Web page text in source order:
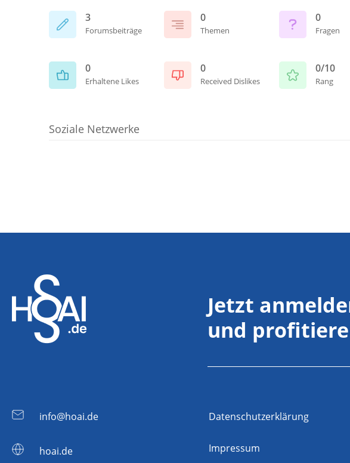
3
Forumsbeiträge
0
Themen
0
Fragen
0
Erhaltene Likes
0
Received Dislikes
0/10
Rang
Soziale Netzwerke
Jetzt
und
info@hoai.de
hoai.de
Datenschutzerklärung
Impressum